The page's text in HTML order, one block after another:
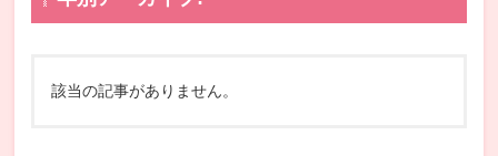
該当の記事がありません。